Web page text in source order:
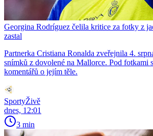
Georgina Rodríguez čelila kritice za fotky z
zastal
Partnerka Cristiana Ronalda zveřejnila 4.
snímků z dovolené na Mallorce. Pod fotkami
komentářů o jejím těle.
SportyŽivě
dnes, 12:01
3 min